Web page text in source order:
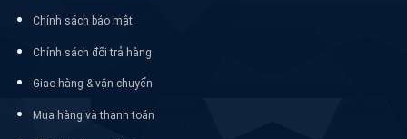
Chính sách bảo mật
Chính sách đổi trả hàng
Giao hàng & vận chuyển
Mua hàng và thanh toán